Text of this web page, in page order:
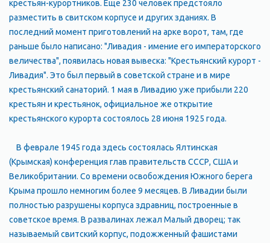
крестьян-курортников. Еще 230 человек предстояло
разместить в свитском корпусе и других зданиях. В
последний момент приготовлений на арке ворот, там, где
раньше было написано: "Ливадия - имение его императорского
величества", появилась новая вывеска: "Крестьянский курорт -
Ливадия". Это был первый в советской стране и в мире
крестьянский санаторий. 1 мая в Ливадию уже прибыли 220
крестьян и крестьянок, официальное же открытие
крестьянского курорта состоялось 28 июня 1925 года.
В феврале 1945 года здесь состоялась Ялтинская
(Крымская) конференция глав правительств СССР, США и
Великобритании. Со времени освобождения Южного берега
Крыма прошло немногим более 9 месяцев. В Ливадии были
полностью разрушены корпуса здравниц, построенные в
советское время. В развалинах лежал Малый дворец; так
называемый свитский корпус, подожженный фашистами